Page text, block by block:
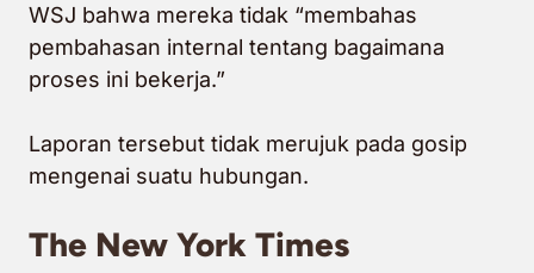
WSJ bahwa mereka tidak “membahas
pembahasan internal tentang bagaimana
proses ini bekerja.”
Laporan tersebut tidak merujuk pada gosip
mengenai suatu hubungan.
The New York Times